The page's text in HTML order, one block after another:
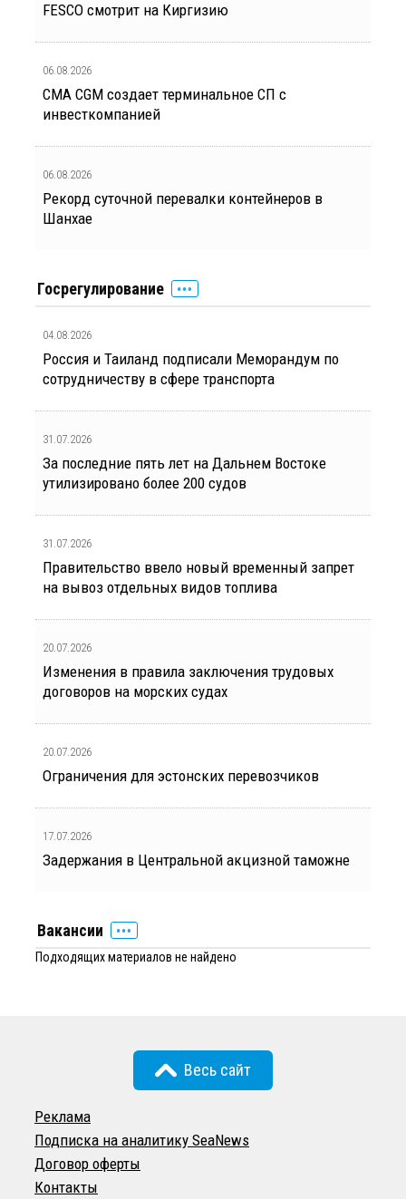
FESCO смотрит на Киргизию
06.08.2026
CMA CGM создает терминальное СП с
инвесткомпанией
06.08.2026
Рекорд суточной перевалки контейнеров в
Шанхае
Госрегулирование
04.08.2026
Россия и Таиланд подписали Меморандум по
сотрудничеству в сфере транспорта
31.07.2026
За последние пять лет на Дальнем Востоке
утилизировано более 200 судов
31.07.2026
Правительство ввело новый временный запрет
на вывоз отдельных видов топлива
20.07.2026
Изменения в правила заключения трудовых
договоров на морских судах
20.07.2026
Ограничения для эстонских перевозчиков
17.07.2026
Задержания в Центральной акцизной таможне
Вакансии
Подходящих материалов не найдено
Весь сайт
Реклама
Подписка на аналитику SeaNews
Договор оферты
Контакты